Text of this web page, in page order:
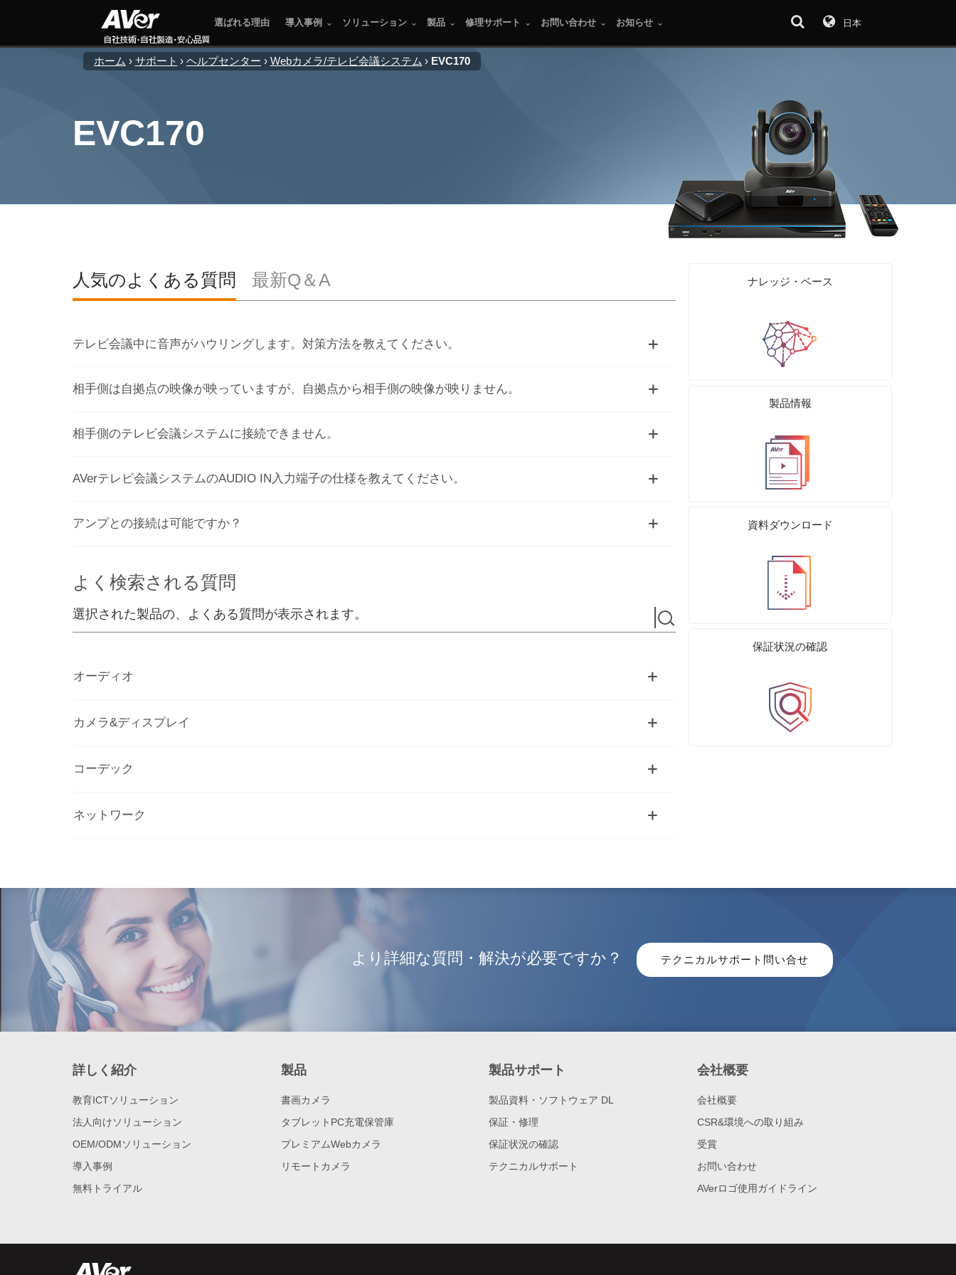
選ばれる理由 導入事例 ソリューション 製品 修理サポート お問い合わせ お知らせ 日本
ホーム サポート ヘルプセンター Webカメラ/テレビ会議システム EVC170
EVC170
人気のよくある質問 最新Q＆A
テレビ会議中に音声がハウリングします。対策方法を教えてください。
相手側は自拠点の映像が映っていますが、自拠点から相手側の映像が映りません。
相手側のテレビ会議システムに接続できません。
AVerテレビ会議システムのAUDIO IN入力端子の仕様を教えてください。
アンプとの接続は可能ですか？
よく検索される質問
選択された製品の、よくある質問が表示されます。
オーディオ
カメラ&ディスプレイ
コーデック
ネットワーク
ナレッジ・ベース
製品情報
資料ダウンロード
保証状況の確認
より詳細な質問・解決が必要ですか？ テクニカルサポート問い合せ
詳しく紹介
教育ICTソリューション
法人向けソリューション
OEM/ODMソリューション
導入事例
無料トライアル
製品
書画カメラ
タブレットPC充電保管庫
プレミアムWebカメラ
リモートカメラ
製品サポート
製品資料・ソフトウェア DL
保証・修理
保証状況の確認
テクニカルサポート
会社概要
会社概要
CSR&環境への取り組み
受賞
お問い合わせ
AVerロゴ使用ガイドライン